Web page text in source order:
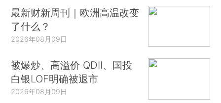
最新财新周刊｜欧洲高温改变
了什么？
2026年08月09日
被爆炒、高溢价 QDII、国投
白银LOF明确被退市
2026年08月09日